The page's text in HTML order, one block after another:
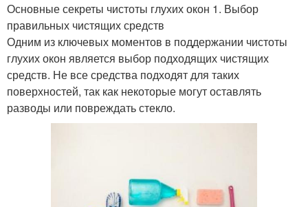
Основные секреты чистоты глухих окон 1. Выбор
правильных чистящих средств
Одним из ключевых моментов в поддержании чистоты
глухих окон является выбор подходящих чистящих
средств. Не все средства подходят для таких
поверхностей, так как некоторые могут оставлять
разводы или повреждать стекло.